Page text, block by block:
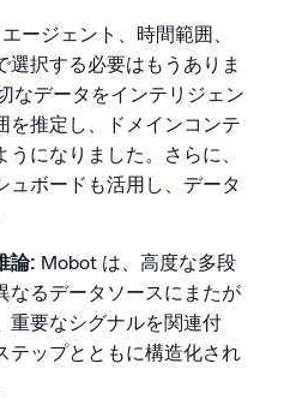
エージェント、時間範囲、
選択する必要はもうありま
なデータをインテリジェン
を推定し、ドメインコンテ
になりました。さらに、
ュボードも活用し、データ
論: Mobot は、高度な多段
なるデータソースにまたが
重要なシグナルを関連付
テップとともに構造化され